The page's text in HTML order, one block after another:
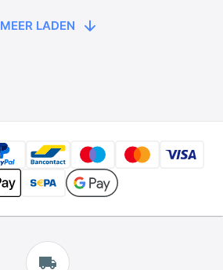
de Metalen Pneu
MEER LADEN